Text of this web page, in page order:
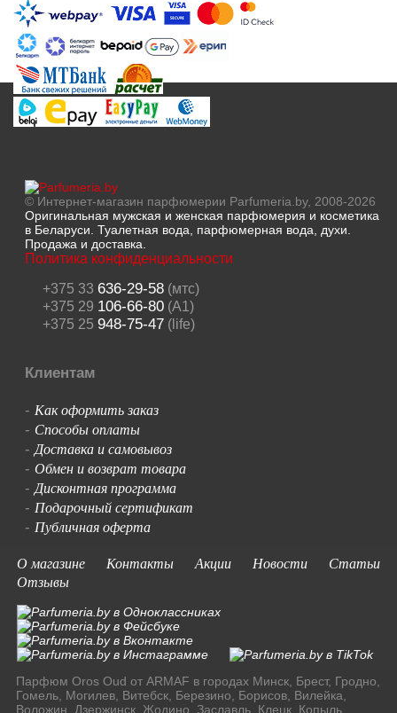
© Интернет-магазин парфюмерии Parfumeria.by, 2008-2026
Оригинальная мужская и женская парфюмерия и косметика
в Беларуси. Туалетная вода, парфюмерная вода, духи.
Продажа и доставка.
Политика конфиденциальности
+375 33 636-29-58(мтс)
+375 29 106-66-80(A1)
+375 25 948-75-47(life)
Клиентам
- Как оформить заказ
- Способы оплаты
-Доставка и самовывоз
- Обмен и возврат товара
-Дисконтная программа
- Подарочный сертификат
- Публичная оферта
О магазине
Контакты Акции Новости
Статьи
Отзывы
Парфюм Oros Oud от ARMAF в городах Минск, Брест, Гродно,
Гомель, Могилев, Витебск, Березино, Борисов, Вилейка,
Воложин, Дзержинск, Жодино, Заславль, Клецк, Копыль,